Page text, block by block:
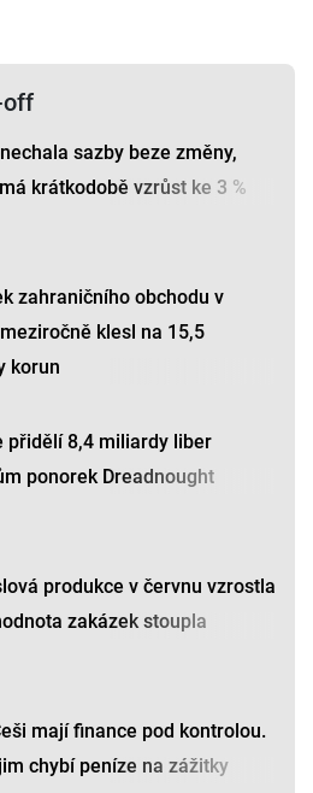
off
sazby beze změny,
krátkodobě vzrůst ke 3 %
zahraničního obchodu v
klesl na 15,5
korun
přidělí 8,4 miliardy liber
ponorek Dreadnought
produkce v červnu vzrostla
zakázek stoupla
mají finance pod kontrolou.
chybí peníze na zážitky